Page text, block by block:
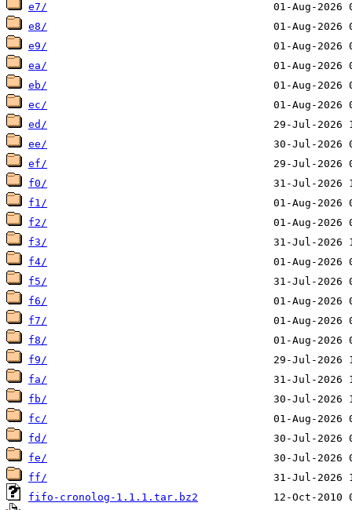
e7/
e8/
e9/
ea/
eb/
ec/
ed/
ee/
ef/
f0/
f1/
f2/
f3/
f4/
f5/
f6/
f7/
f8/
f9/
fa/
fb/
fc/
fd/
fe/
ff/
fifo-cronolog-1.1.1.tar.bz2